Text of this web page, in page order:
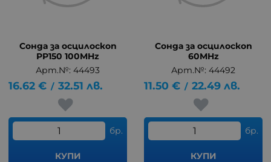
Сонда за осцилоскоп
PP150 100MHz
Арт.№: 44493
16.62 € / 32.51 лв.
бр.
КУПИ
Сонда за осцилоскоп
60MHz
Арт.№: 44492
11.50 € / 22.49 лв.
бр.
КУПИ